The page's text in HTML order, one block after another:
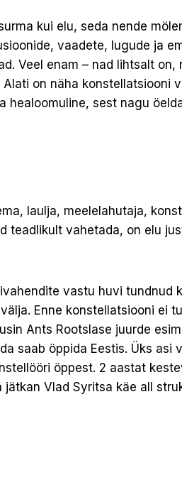
kui elu, seda nende
vaadete, lugude ja
Veel enam – nad lihtsalt on,
on näha konstellatsiooni
sest nagu
laulja, meelelahutaja,
teadlikult vahetada, on elu
vastu huvi tundnud
Enne konstellatsiooni ei
Ants Rootslase juurde
saab öppida Eestis. Üks asi
öppest. 2 aastat
Vlad Syritsa käe all